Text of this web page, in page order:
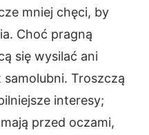
mniej chęci, by
Choć pragną
się wysilać ani
Troszczą
interesy;
przed oczami,